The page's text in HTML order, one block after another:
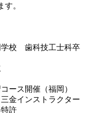
。
校 歯科技工士科卒
ース開催（福岡）
金インストラクター
許